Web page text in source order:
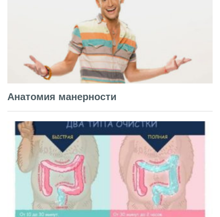
Анатомия манерности